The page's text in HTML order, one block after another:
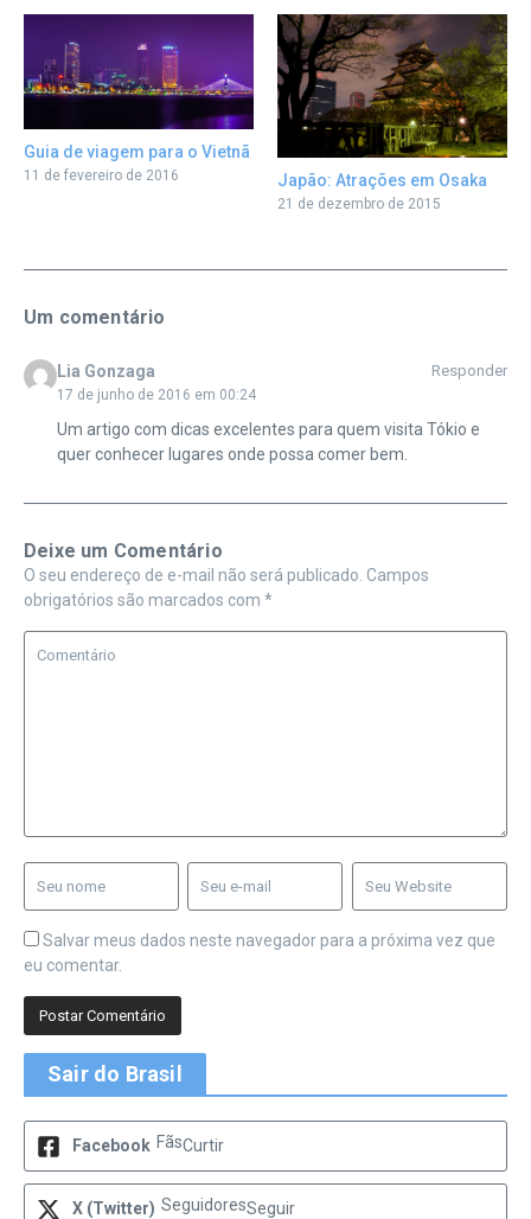
Guia de viagem para o Vietnã
11 de fevereiro de 2016 Japão: Atrações em Osaka
21 de dezembro de 2015
Um comentário
Lia Gonzaga
17 de junho de 2016 em 00:24
Responder
Um artigo com dicas excelentes para quem visita Tókio e
quer conhecer lugares onde possa comer bem.
Deixe um Comentário
O seu endereço de e-mail não será publicado. Campos
obrigatórios são marcados com *
Salvar meus dados neste navegador para a próxima vez que
eu comentar.
Sair do Brasil
Facebook FãsCurtir
X (Twitter) SeguidoresSeguir